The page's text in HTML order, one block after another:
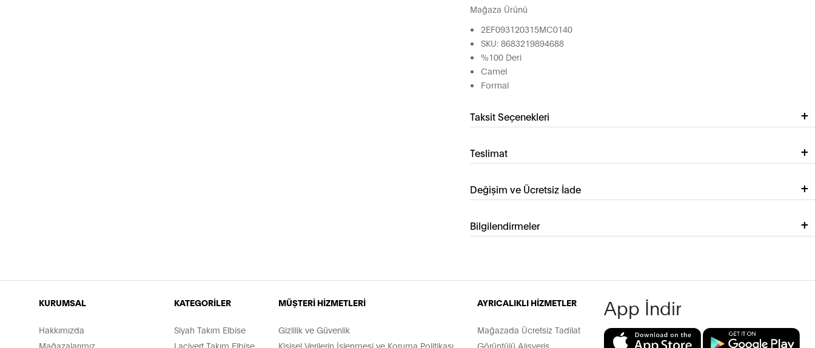
Mağaza Ürünü
2EF093120315MC0140
SKU: 8683219894688
%100 Deri
Camel
Formal
Taksit Seçenekleri
Teslimat
Değişim ve Ücretsiz İade
Bilgilendirmeler
KURUMSAL
Hakkımızda
Mağazalarımız
KATEGORİLER
Siyah Takım Elbise
Lacivert Takım Elbise
MÜŞTERİ HİZMETLERİ
Gizlilik ve Güvenlik
Kişisel Verilerin İşlenmesi ve Koruma Politikası
AYRICALIKLI HİZMETLER
Mağazada Ücretsiz Tadilat
Görüntülü Alışveriş
App İndir